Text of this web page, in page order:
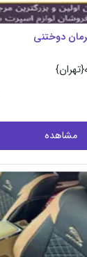
دوختنی
مشاهده